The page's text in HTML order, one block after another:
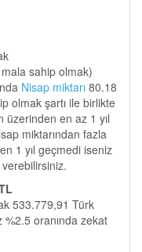
sahip olmak)
Nisap miktarı 80.18
olmak şartı ile birlikte
üzerinden en az 1 yıl
miktarından fazla
1 yıl geçmedi iseniz
verebilirsiniz.
533.779,91 Türk
oranında zekat